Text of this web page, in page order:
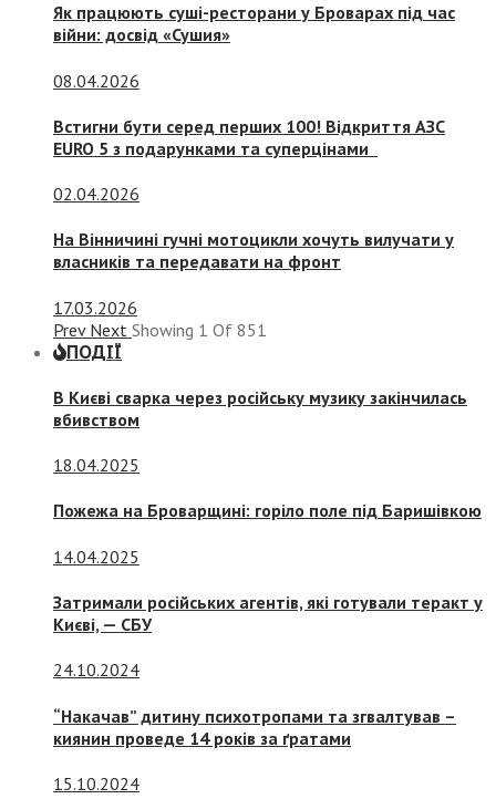
Як працюють суші-ресторани у Броварах під час
війни: досвід «Сушия»
08.04.2026
Встигни бути серед перших 100! Відкриття АЗС
EURO 5 з подарунками та суперцінами
02.04.2026
На Вінничині гучні мотоцикли хочуть вилучати у
власників та передавати на фронт
17.03.2026
Prev Next Showing 1 Of 851
ПОДІЇ
В Києві сварка через російську музику закінчилась
вбивством
18.04.2025
Пожежа на Броварщині: горіло поле під Баришівкою
14.04.2025
Затримали російських агентів, які готували теракт у
Києві, — СБУ
24.10.2024
“Накачав” дитину психотропами та згвалтував –
киянин проведе 14 років за ґратами
15.10.2024